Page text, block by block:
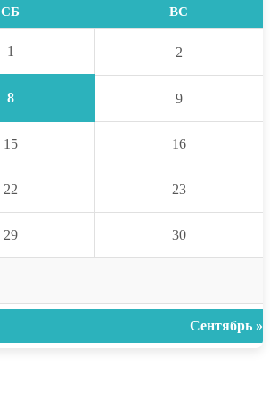
СБ ВС
1 2
8 9
15 16
22 23
29 30
Сентябрь »